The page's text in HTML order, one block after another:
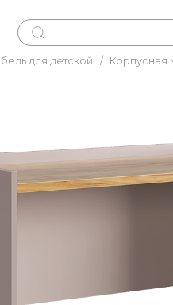
для детской / Корпусная